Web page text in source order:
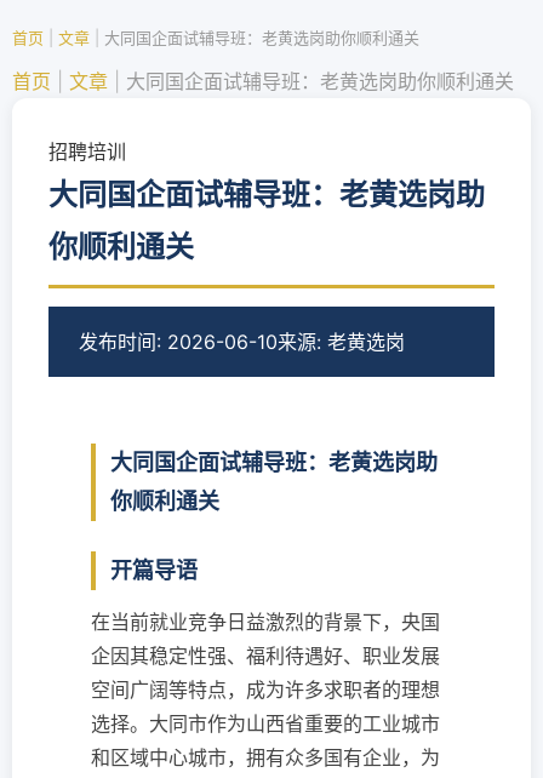
首页 文章 大同国企面试辅导班：老黄选岗助你顺利通关
首页 文章 大同国企面试辅导班：老黄选岗助你顺利通关
招聘培训
大同国企面试辅导班：老黄选岗助
你顺利通关
发布时间: 2026-06-10来源: 老黄选岗
大同国企面试辅导班：老黄选岗助
你顺利通关
开篇导语
在当前就业竞争日益激烈的背景下，央国
企因其稳定性强、福利待遇好、职业发展
空间广阔等特点，成为许多求职者的理想
选择。大同市作为山西省重要的工业城市
和区域中心城市，拥有众多国有企业，为